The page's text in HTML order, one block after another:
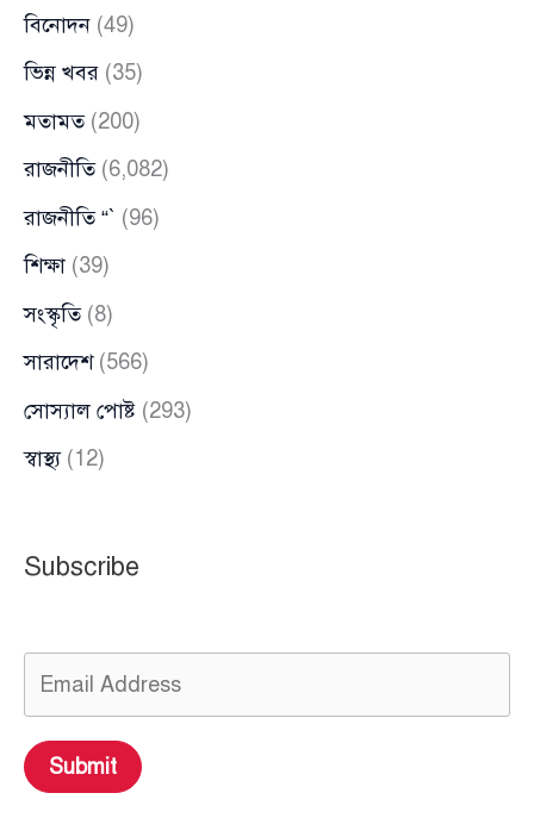
বিনোদন (49)
ভিন্ন খবর (35)
মতামত(200)
রাজনীতি(6,082)
রাজনীতি “` (96)
শিক্ষা (39)
সংস্কৃতি(8)
সারাদেশ(566)
সোস্যাল পোষ্ট (293)
স্বাস্থ্য(12)
Subscribe
Submit